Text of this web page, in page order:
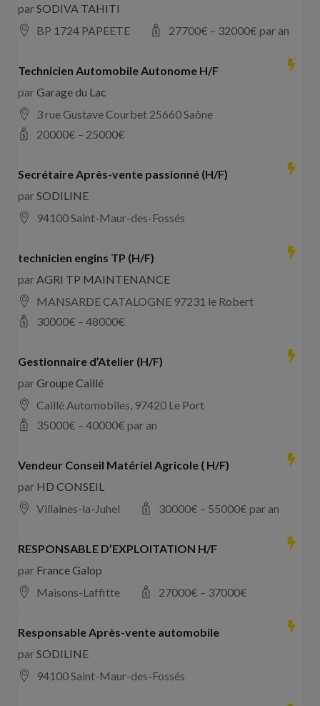
parSODIVA TAHITI
BP 1724 PAPEETE
27700€ – 32000€ par an
Technicien Automobile Autonome H/F
parGarage du Lac
3 rue Gustave Courbet 25660 Saône
20000€ – 25000€
Secrétaire Après-vente passionné (H/F)
parSODILINE
94100 Saint-Maur-des-Fossés
technicien engins TP (H/F)
parAGRI TP MAINTENANCE
MANSARDE CATALOGNE 97231 le Robert
30000€ – 48000€
Gestionnaire d’Atelier (H/F)
parGroupe Caillé
Caillé Automobiles, 97420 Le Port
35000€ – 40000€ par an
Vendeur Conseil Matériel Agricole ( H/F)
par HD CONSEIL
Villaines-la-Juhel
30000€ – 55000€ par an
RESPONSABLE D’EXPLOITATION H/F
par France Galop
Maisons-Laffitte
27000€ – 37000€
Responsable Après-vente automobile
parSODILINE
94100 Saint-Maur-des-Fossés